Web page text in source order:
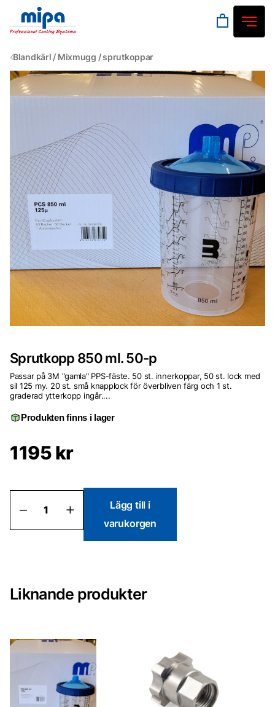
Blandkärl / Mixmugg / sprutkoppar
Sprutkopp 850 ml. 50-p
Passar på 3M "gamla" PPS-fäste. 50 st. innerkoppar, 50 st. lock med
sil 125 my. 20 st. små knapplock för överbliven färg och 1 st.
graderad ytterkopp ingår....
Produkten finns i lager
1195kr
Sprutkopp
850
ml.
Lägg till i
varukorgen
Liknande produkter